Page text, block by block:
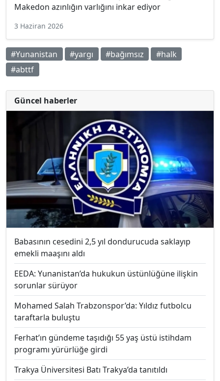
Makedon azınlığın varlığını inkar ediyor
3 Haziran 2026
#Yunanistan #yargı #bağımsız
#halk
#abttf
Güncel haberler
Babasının cesedini 2,5 yıl dondurucuda saklayıp
emekli maaşını aldı
EEDA: Yunanistan’da hukukun üstünlüğüne ilişkin
sorunlar sürüyor
Mohamed Salah Trabzonspor’da: Yıldız futbolcu
taraftarla buluştu
Ferhat’ın gündeme taşıdığı 55 yaş üstü istihdam
programı yürürlüğe girdi
Trakya Üniversitesi Batı Trakya’da tanıtıldı